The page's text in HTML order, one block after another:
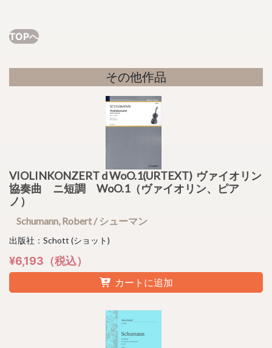
TOPへ
その他作品
VIOLINKONZERT d WoO.1(URTEXT) ヴァイオリン
協奏曲 ニ短調 WoO.1（ヴァイオリン、ピア
ノ）
Schumann, Robert / シューマン
出版社：Schott (ショット)
¥6,193（税込）
カートに追加